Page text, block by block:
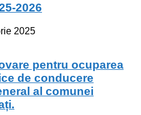
2026
2025
pentru ocuparea
de conducere
al comunei